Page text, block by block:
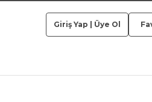
Giriş Yap Üye Ol